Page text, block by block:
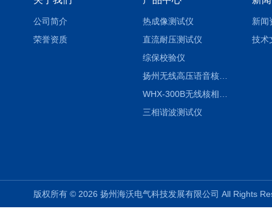
公司简介
荣誉资质
热成像测试仪
直流耐压测试仪
综保校验仪
扬州无线高压语音核相仪
三相谐波测试仪
新闻
技术
版权所有 © 2026 扬州海沃电气科技发展有限公司 All